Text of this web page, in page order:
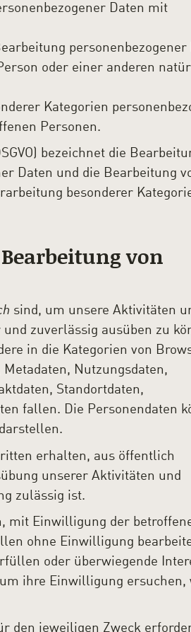
Daten mit
personenbezogener
oder einer anderen
Kategorien
Personen.
bezeichnet die
Daten und die Bearbeitung
besonderer
von
sind, um unsere Aktivitäten
zuverlässig ausüben zu
in die Kategorien von
Nutzungsdaten,
Standortdaten,
fallen. Die Personendaten
erhalten, aus öffentlich
unserer Aktivitäten und
zulässig ist.
mit Einwilligung der
ohne Einwilligung
oder überwiegende
ihre Einwilligung ersuchen,
den jeweiligen Zweck